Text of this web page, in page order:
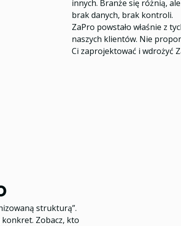
innych. Branże się różnią,
brak danych, brak kontroli.
ZaPro powstało właśnie z
naszych klientów. Nie
Ci zaprojektować i wdrożyć
strukturą”.
Zobacz, kto